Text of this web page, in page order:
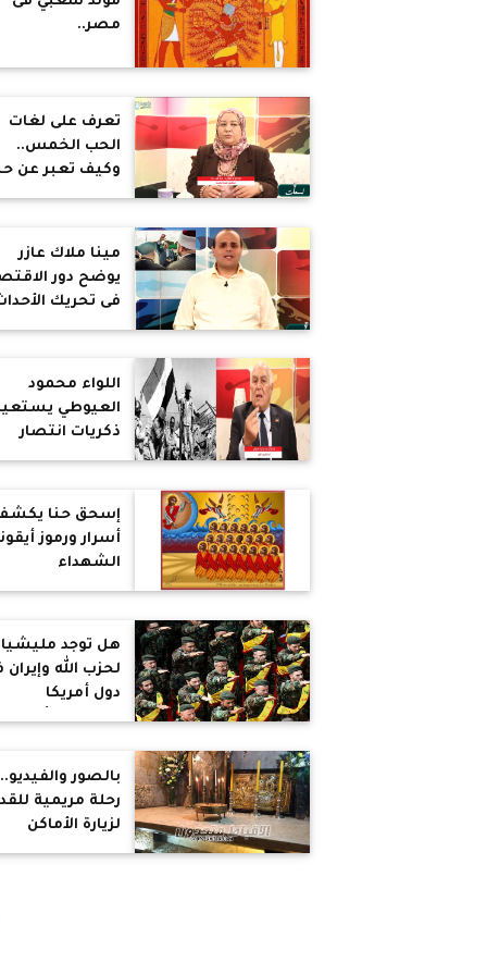
مصر..
أصلهم مصري
تعرف على لغات
الحب الخمس..
وكيف تعبر عن
لشريك حياتك
مينا ملاك عازر
يوضح دور
فى تحريك
اللواء محمود
العيوطي
ذكريات انتصار
تسيطر دويلة
صغيرة على
عدونا كان واضح
إسحق حنا
أسرار ورموز
الشهداء
هل توجد
لحزب الله وإيران
دول أمريكا
اللاتينية؟ أستاذ
بالصور والفيديو..
رحلة مريمية
لزيارة الأماكن